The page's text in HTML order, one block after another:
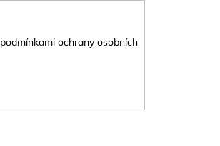
podmínkami ochrany osobních